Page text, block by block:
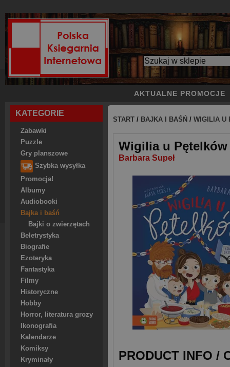
AKTUALNE PROMOCJE
KATEGORIE
Zabawki
Puzzle
Gry planszowe
Szybka wysyłka
Promocja!
Albumy
Audiobooki
Bajka i baśń
Bajki o zwierzętach
Beletrystyka
Biografie
Ezoteryka
Fantastyka
Filmy
Historyczne
Hobby
Horror, literatura grozy
Ikonografia
Kalendarze
Komiksy
Kryminały
START / BAJKA I BAŚŃ / WIGILIA U
Wigilia u Pętelków
Barbara Supeł
PRODUCT INFO /